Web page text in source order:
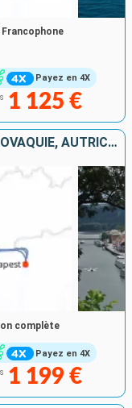
Payez en 4X
Francophone
1 125 €
ALLEMAGNE, FRANCE, HONGRIE, SLOVAQUIE, AUTRICHE
Payez en 4X
complète
1 199 €